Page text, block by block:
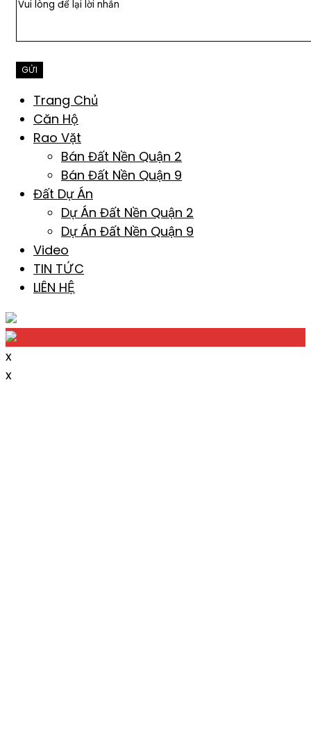
Trang Chủ
Căn Hộ
Rao Vặt
Bán Đất Nền Quận 2
Bán Đất Nền Quận 9
Đất Dự Án
Dự Án Đất Nền Quận 2
Dự Án Đất Nền Quận 9
Video
TIN TỨC
LIÊN HỆ
x
x